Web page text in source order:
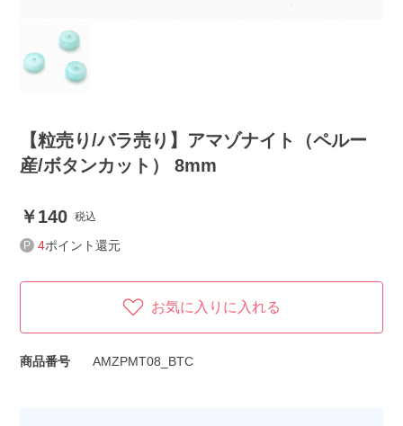
【粒売り/バラ売り】アマゾナイト（ペルー
産/ボタンカット） 8mm
140 税込
4ポイント還元
お気に入りに入れる
商品番号 AMZPMT08_BTC